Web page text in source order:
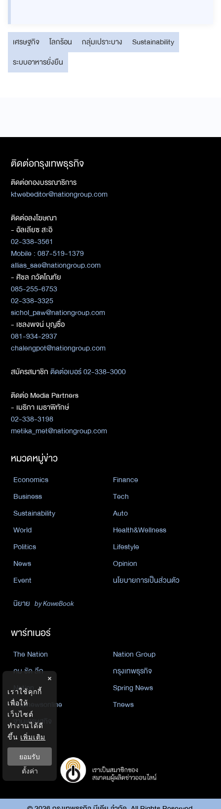
เศรษฐกิจ โลกร้อน กลุ่มเปราะบาง
Sustainability
ระบบอาหารยั่งยืน
ติดต่อกรุงเทพธุรกิจ
ติดต่อกองบรรณาธิการ
ktwebeditor@nationgroup.com
ติดต่อลงโฆษณา
- อัลเลียซ สะอิ
02-338-3561
Mobile : 087-519-1379
allias_sae@nationgroup.com
- ศิชล ภวัตโณทัย
085-255-6753
02-338-3325
sichol_paw@nationgroup.com
- เชลงพจน์ บุญซื่อ
081-934-2937
chalengpot@nationgroup.com
สมัครสมาชิกติดต่อเบอร์ 02-338-3000
ติดต่อ Media Partners
- เมธิกา เมธาพิทักษ์
02-338-3198
metika_met@nationgroup.com
หมวดหมู่ข่าว
Economics
Finance
Business
Tech
Sustainability
Auto
World
Health&Wellness
Politics
Lifestyle
News
Opinion
Event
นโยบายการเป็นส่วนตัว
นิยาย by KaweBook
พาร์ทเนอร์
The Nation
Nation Group
คม ชัด ลึก
กรุงเทพธุรกิจ
Nation
Spring News
Thainewsonline
Tnews
ฐานเศรษฐกิจ
×
เราใช้คุกกี้
เพื่อให้
เว็บไซต์
ทำงานได้ดี
ขึ้น เพิ่มเติม
ยอมรับ
ตั้งค่า